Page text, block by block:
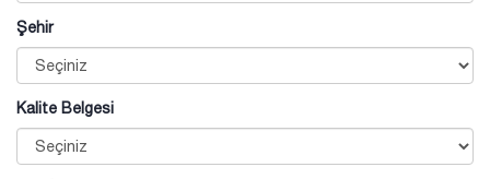
Şehir
Kalite Belgesi